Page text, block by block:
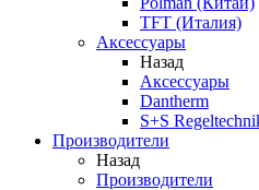
TFT (Италия)
Аксессуары
Назад
Аксессуары
Dantherm
S+S
Производители
Назад
Производители